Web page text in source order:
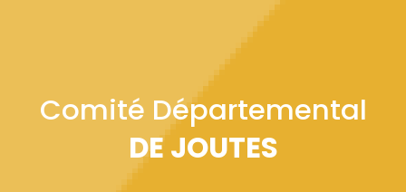
Comité Départemental
DE JOUTES